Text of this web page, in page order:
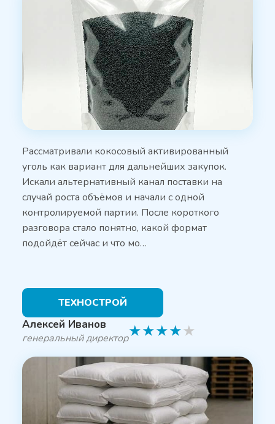
Рассматривали кокосовый активированный
уголь как вариант для дальнейших закупок.
Искали альтернативный канал поставки на
случай роста объёмов и начали с одной
контролируемой партии. После короткого
разговора стало понятно, какой формат
подойдёт сейчас и что мо…
ТЕХНОСТРОЙ
Алексей Иванов
генеральный директор★★★★★